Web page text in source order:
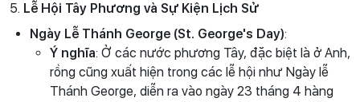
5. Lễ Hội Tây Phương và Sự Kiện Lịch Sử
Ngày Lễ Thánh George (St. George's Day):
Ý nghĩa: Ở các nước phương Tây, đặc biệt là ở Anh,
rồng cũng xuất hiện trong các lễ hội như Ngày lễ
Thánh George, diễn ra vào ngày 23 tháng 4 hàng